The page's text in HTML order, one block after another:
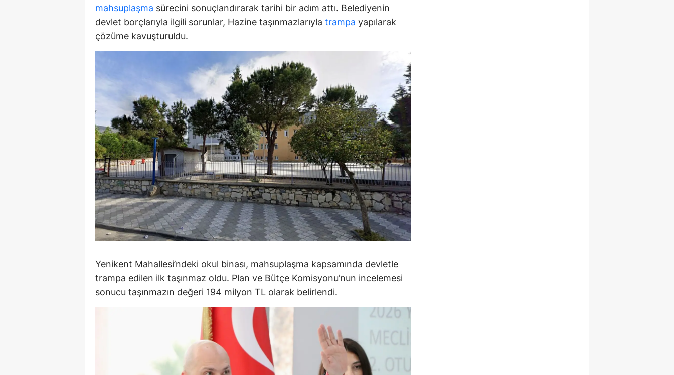
Bayburt
Karaman
Batman
Şırnak
Bartın
Ardahan
Iğdır
Yalova
Karabük
Kilis
Osmaniye
mahsuplaşma sürecini sonuçlandırarak tarihi bir adım attı. Belediyenin
devlet borçlarıyla ilgili sorunlar, Hazine taşınmazlarıyla trampa yapılarak
çözüme kavuşturuldu.
Yenikent Mahallesi’ndeki okul binası, mahsuplaşma kapsamında devletle
trampa edilen ilk taşınmaz oldu. Plan ve Bütçe Komisyonu’nun incelemesi
sonucu taşınmazın değeri 194 milyon TL olarak belirlendi.